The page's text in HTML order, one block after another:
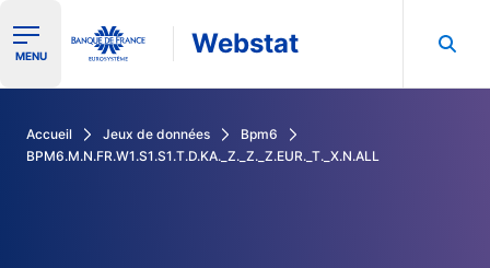
Ouvrir le menu de navigation
MENU Webstat
Accueil Jeux de données
Bpm6
BPM6.M.N.FR.W1.S1.S1.T.D.KA._Z._Z._Z.EUR._T._X.N.ALL